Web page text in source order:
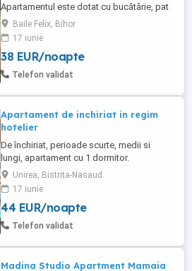
Apartamentul este dotat cu bucătărie, pat
dublu, canapea extensibila, baie și terasă
spațioasă ,în bloc nou dotat cu lift. Se afla
la 10 min de mers pe jos de Ștrandul Felix
Apolo sau Ștrand Venus din Băile 1Mai.
Preț ptr.2nopti este: 2adulti-200lei noapte
Baile Felix, Bihor
17 iunie
38 EUR/noapte
Telefon validat
Apartament de inchiriat in regim
hotelier
De închiriat, perioade scurte, medii si
lungi, apartament cu 1 dormitor.
Apartamentul este la parter într-o clădire
cu un singur nivel și este alcătuit din: living
deschis cu bucătărie echipată, 1 dormitor
matrimonial, baie, hol, grădină privată cu
grătar și mobilier de exterior, loc de
Unirea, Bistrita-Nasaud
17 iunie
44 EUR/noapte
Telefon validat
Madina Studio Apartment Mamaia